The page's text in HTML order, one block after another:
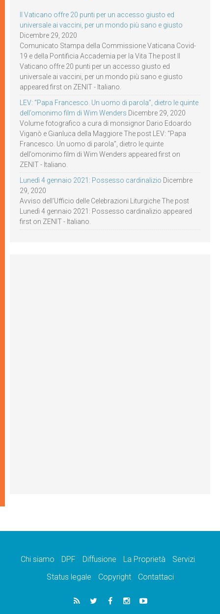
Il Vaticano offre 20 punti per un accesso giusto ed
universale ai vaccini, per un mondo più sano e giusto
Dicembre 29, 2020
Comunicato Stampa della Commissione Vaticana Covid-
19 e della Pontificia Accademia per la Vita The post Il
Vaticano offre 20 punti per un accesso giusto ed
universale ai vaccini, per un mondo più sano e giusto
appeared first on ZENIT - Italiano.
LEV: “Papa Francesco. Un uomo di parola”, dietro le quinte
dell’omonimo film di Wim Wenders Dicembre 29, 2020
Volume fotografico a cura di monsignor Dario Edoardo
Viganò e Gianluca della Maggiore The post LEV: “Papa
Francesco. Un uomo di parola”, dietro le quinte
dell’omonimo film di Wim Wenders appeared first on
ZENIT - Italiano.
Lunedì 4 gennaio 2021: Possesso cardinalizio Dicembre
29, 2020
Avviso dell’Ufficio delle Celebrazioni Liturgiche The post
Lunedì 4 gennaio 2021: Possesso cardinalizio appeared
first on ZENIT - Italiano.
Chi siamo DPF Diffusione La Proprietà
Servizi
Status legale
Copyright Contattaci